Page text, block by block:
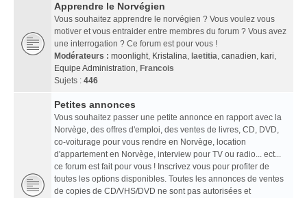
Apprendre le Norvégien
Vous souhaitez apprendre le norvégien ? Vous voulez vous
motiver et vous entraider entre membres du forum ? Vous avez
une interrogation ? Ce forum est pour vous !
Modérateurs : moonlight, Kristalina, laetitia, canadien, kari,
Equipe Administration, Francois
Sujets : 446
Petites annonces
Vous souhaitez passer une petite annonce en rapport avec la
Norvège, des offres d'emploi, des ventes de livres, CD, DVD,
co-voiturage pour vous rendre en Norvège, location
d'appartement en Norvège, interview pour TV ou radio... ect...
ce forum est fait pour vous ! Inscrivez vous pour profiter de
toutes les options disponibles. Toutes les annonces de ventes
de copies de CD/VHS/DVD ne sont pas autorisées et